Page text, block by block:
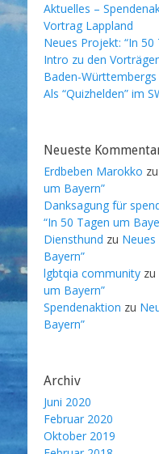
Aktuelles –
Vortrag Lappland
Neues Projekt: “In
Intro zu den
Baden-Württembergs
Als “Quizhelden” im
Neueste
Erdbeben Marokko zu
um Bayern”
Danksagung für
“In 50 Tagen um
Diensthund zu Neues
Bayern”
lgbtqia community zu
um Bayern”
Spendenaktion zu
Bayern”
Archiv
Juni 2020
Februar 2020
Oktober 2019